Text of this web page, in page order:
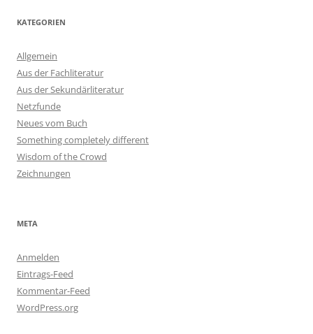
KATEGORIEN
Allgemein
Aus der Fachliteratur
Aus der Sekundärliteratur
Netzfunde
Neues vom Buch
Something completely different
Wisdom of the Crowd
Zeichnungen
META
Anmelden
Eintrags-Feed
Kommentar-Feed
WordPress.org